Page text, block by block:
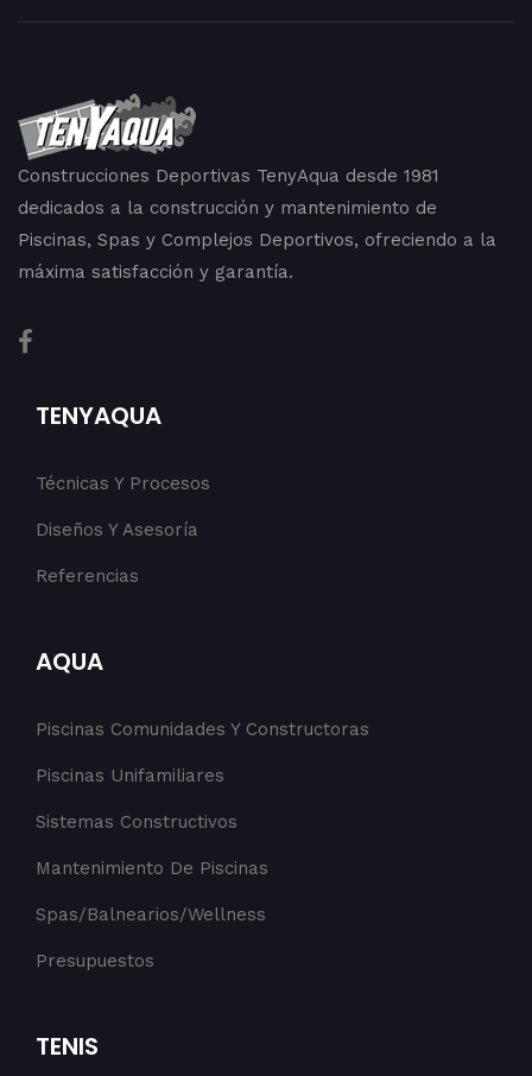
Construcciones Deportivas TenyAqua desde 1981
dedicados a la construcción y mantenimiento de
Piscinas, Spas y Complejos Deportivos, ofreciendo a la
máxima satisfacción y garantía.
TENYAQUA
Técnicas Y Procesos
Diseños Y Asesoría
Referencias
AQUA
Piscinas Comunidades Y Constructoras
Piscinas Unifamiliares
Sistemas Constructivos
Mantenimiento De Piscinas
Spas/Balnearios/Wellness
Presupuestos
TENIS